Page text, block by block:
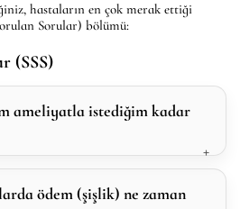
hastaların en çok merak ettiği
Sorular) bölümü:
(SSS)
ameliyatla istediğim kadar
ödem (şişlik) ne zaman